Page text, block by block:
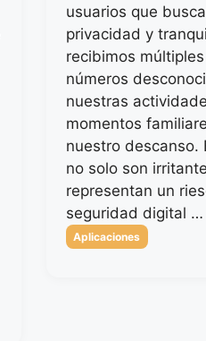
usuarios que
privacidad y
recibimos
números
nuestras
momentos
nuestro descanso.
no solo son
representan un
seguridad digital …
Categorías
Aplicaciones